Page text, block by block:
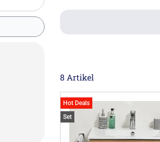
8 Artikel
Hot Deals
Set